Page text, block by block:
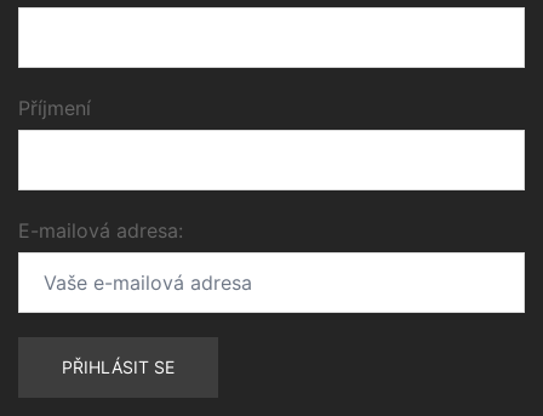
Příjmení
E-mailová adresa: